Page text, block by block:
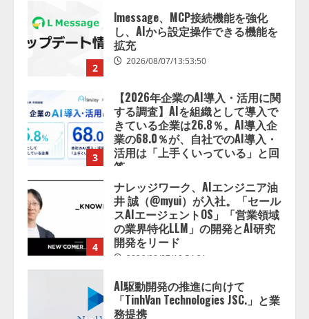
2
2026/08/07/13:53:50
3
【2026年企業のAI導入・活用に関
業の68.0％が、自社でのAI導入・
活用は「上手くいっている」と回
答
2026/08/07/13:53:50
4
ナレッジワーク、AIエンジニア油
井 誠（@myui）が入社。「セール
の業界特化LLM」の開発とAI研究
開発をリード
2026/08/07/10:54:31
5
AI駆動開発の推進に向けて
「TinhVan Technologies JSC.」と業
2026/08/06/14:54:32